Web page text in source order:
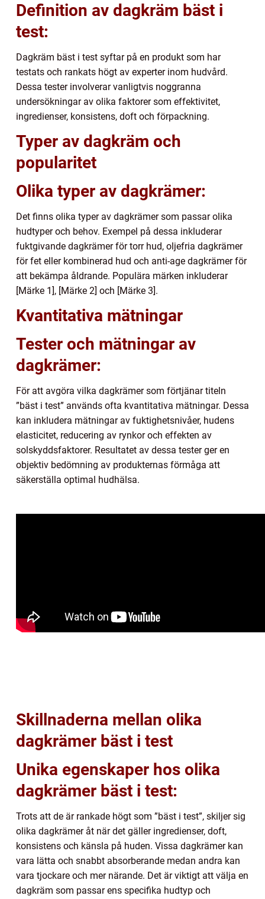
Definition av dagkräm bäst i
test:
Dagkräm bäst i test syftar på en produkt som har
testats och rankats högt av experter inom hudvård.
Dessa tester involverar vanligtvis noggranna
undersökningar av olika faktorer som effektivitet,
ingredienser, konsistens, doft och förpackning.
Typer av dagkräm och
popularitet
Olika typer av dagkrämer:
Det finns olika typer av dagkrämer som passar olika
hudtyper och behov. Exempel på dessa inkluderar
fuktgivande dagkrämer för torr hud, oljefria dagkrämer
för fet eller kombinerad hud och anti-age dagkrämer för
att bekämpa åldrande. Populära märken inkluderar
[Märke 1], [Märke 2] och [Märke 3].
Kvantitativa mätningar
Tester och mätningar av
dagkrämer:
För att avgöra vilka dagkrämer som förtjänar titeln
”bäst i test” används ofta kvantitativa mätningar. Dessa
kan inkludera mätningar av fuktighetsnivåer, hudens
elasticitet, reducering av rynkor och effekten av
solskyddsfaktorer. Resultatet av dessa tester ger en
objektiv bedömning av produkternas förmåga att
säkerställa optimal hudhälsa.
Skillnaderna mellan olika
dagkrämer bäst i test
Unika egenskaper hos olika
dagkrämer bäst i test:
Trots att de är rankade högt som ”bäst i test”, skiljer sig
olika dagkrämer åt när det gäller ingredienser, doft,
konsistens och känsla på huden. Vissa dagkrämer kan
vara lätta och snabbt absorberande medan andra kan
vara tjockare och mer närande. Det är viktigt att välja en
dagkräm som passar ens specifika hudtyp och